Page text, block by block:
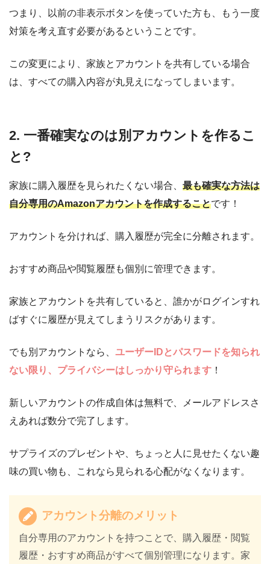
つまり、以前の非表示ボタンを使っていた方も、もう一度
対策を考え直す必要があるということです。
この変更により、家族とアカウントを共有している場合
は、すべての購入内容が丸見えになってしまいます。
2. 一番確実なのは別アカウントを作るこ
と?
家族に購入履歴を見られたくない場合、 最も確実な方法は
自分専用のAmazonアカウントを作成することです！
アカウントを分ければ、購入履歴が完全に分離されます。
おすすめ商品や閲覧履歴も個別に管理できます。
家族とアカウントを共有していると、誰かがログインすれ
ばすぐに履歴が見えてしまうリスクがあります。
でも別アカウントなら、 ユーザーIDとパスワードを知られ
ない限り、プライバシーはしっかり守られます ！
新しいアカウントの作成自体は無料で、メールアドレスさ
えあれば数分で完了します。
サプライズのプレゼントや、ちょっと人に見せたくない趣
味の買い物も、これなら見られる心配がなくなります。
アカウント分離のメリット
自分専用のアカウントを持つことで、購入履歴・閲覧
履歴・おすすめ商品がすべて個別管理になります。家